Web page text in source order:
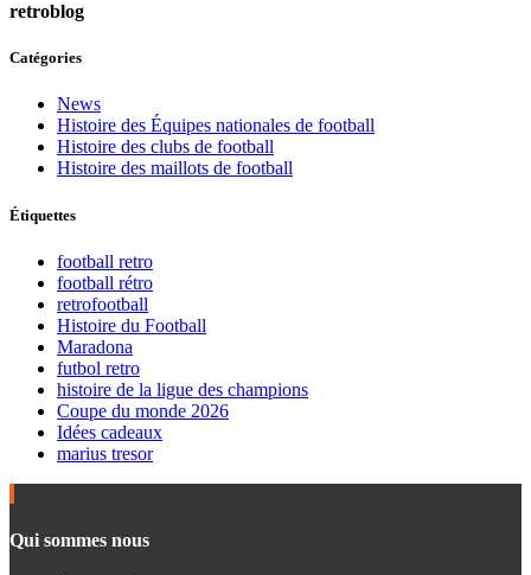
retroblog
Catégories
News
Histoire des Équipes nationales de football
Histoire des clubs de football
Histoire des maillots de football
Étiquettes
football retro
football rétro
retrofootball
Histoire du Football
Maradona
futbol retro
histoire de la ligue des champions
Coupe du monde 2026
Idées cadeaux
marius tresor
Qui sommes nous